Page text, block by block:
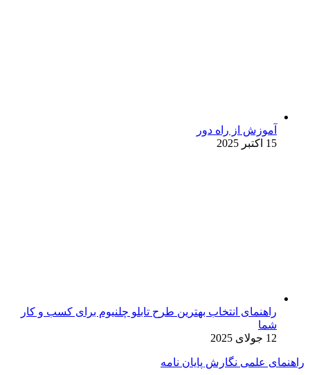
آموزش از راه دور
15 اکتبر 2025
راهنمای انتخاب بهترین طرح تابلو چلنیوم برای کسب و کار
شما
12 جولای 2025
راهنمای علمی نگارش پایان نامه